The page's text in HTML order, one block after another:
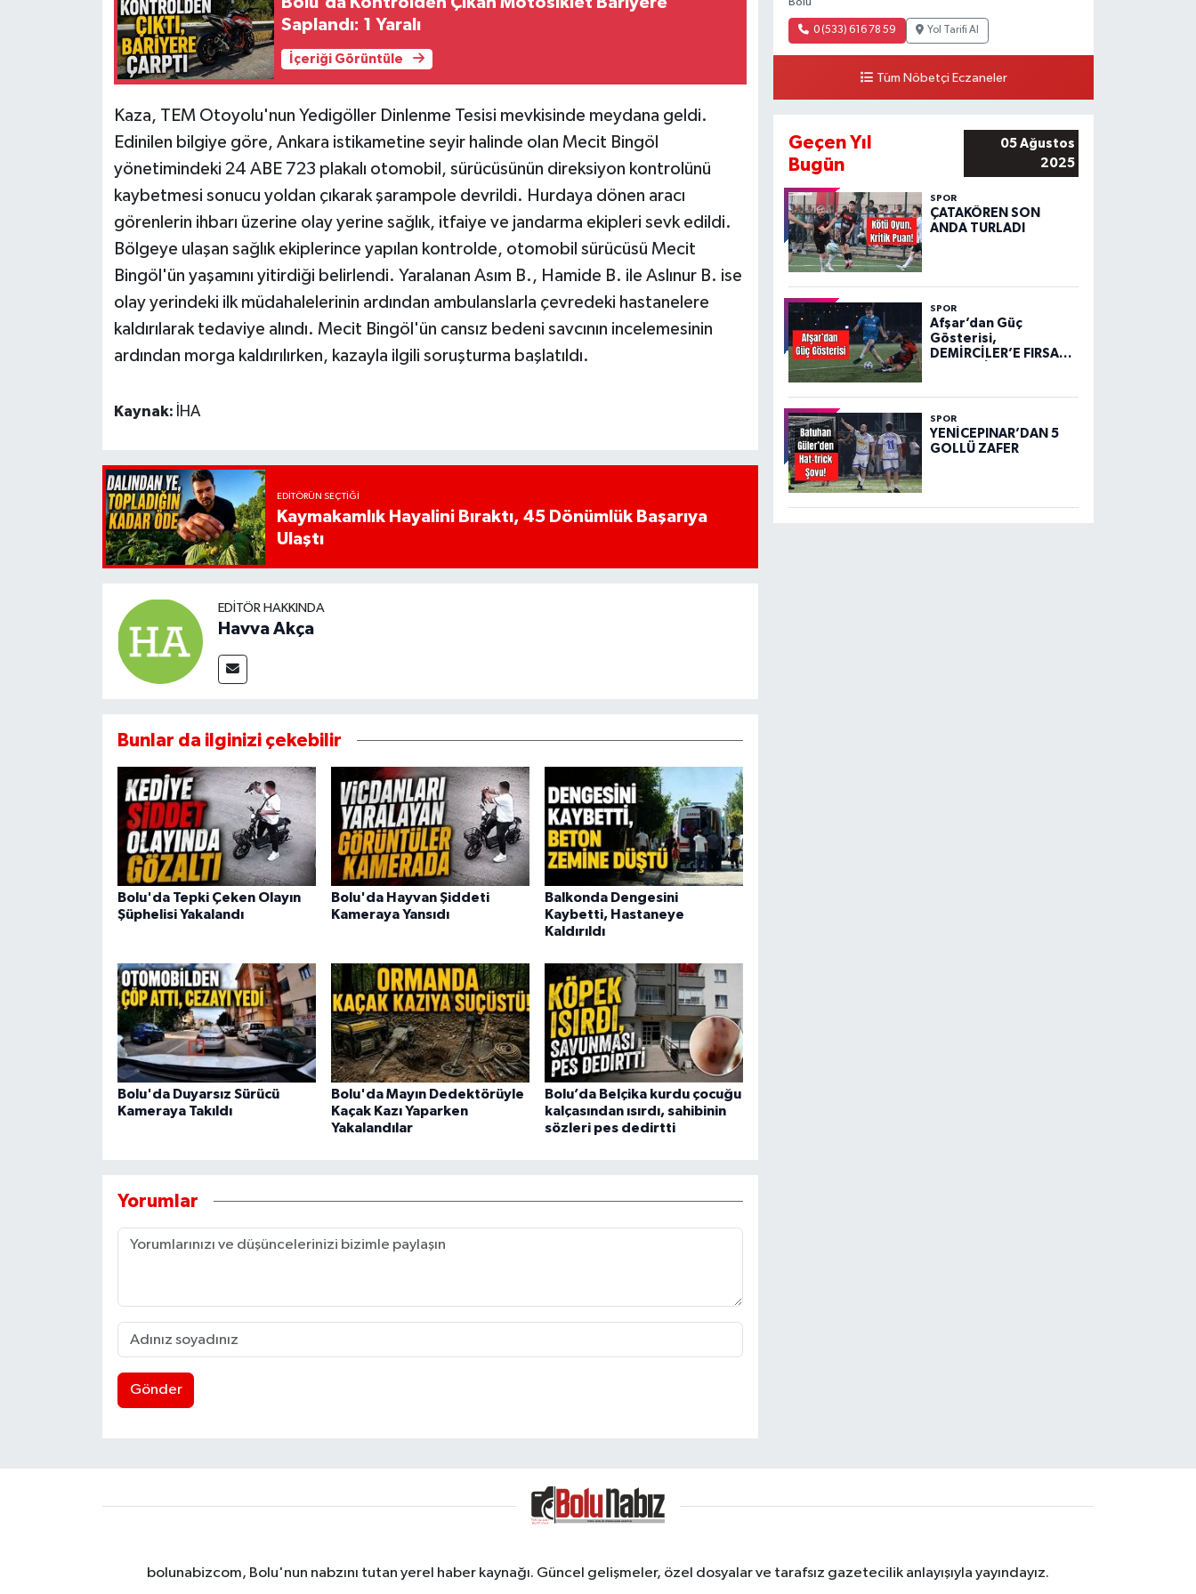
Saplandı: 1 Yaralı
İçeriği Görüntüle
Kaza, TEM Otoyolu'nun Yedigöller Dinlenme Tesisi mevkisinde meydana geldi.
Edinilen bilgiye göre, Ankara istikametine seyir halinde olan Mecit Bingöl
yönetimindeki 24 ABE 723 plakalı otomobil, sürücüsünün direksiyon kontrolünü
kaybetmesi sonucu yoldan çıkarak şarampole devrildi. Hurdaya dönen aracı
görenlerin ihbarı üzerine olay yerine sağlık, itfaiye ve jandarma ekipleri sevk edildi.
Bölgeye ulaşan sağlık ekiplerince yapılan kontrolde, otomobil sürücüsü Mecit
Bingöl'ün yaşamını yitirdiği belirlendi. Yaralanan Asım B., Hamide B. ile Aslınur B. ise
olay yerindeki ilk müdahalelerinin ardından ambulanslarla çevredeki hastanelere
kaldırılarak tedaviye alındı. Mecit Bingöl'ün cansız bedeni savcının incelemesinin
ardından morga kaldırılırken, kazayla ilgili soruşturma başlatıldı.
Kaynak: İHA
EDITÖRÜN SEÇTIĞI
Kaymakamlık Hayalini Bıraktı, 45 Dönümlük Başarıya
Ulaştı
EDITÖR HAKKINDA
Havva Akça
Bunlar da ilginizi çekebilir
Bolu'da Tepki Çeken Olayın
Şüphelisi Yakalandı
Bolu'da Hayvan Şiddeti
Kameraya Yansıdı
Balkonda Dengesini
Kaybetti, Hastaneye
Kaldırıldı
Bolu'da Duyarsız Sürücü
Kameraya Takıldı
Bolu'da Mayın Dedektörüyle
Kaçak Kazı Yaparken
Yakalandılar
Bolu’da Belçika kurdu çocuğu
kalçasından ısırdı, sahibinin
sözleri pes dedirtti
Yorumlar
Gönder
Bolu
0 (533) 616 78 59 Yol Tarifi Al
Tüm Nöbetçi Eczaneler
Geçen Yıl
Bugün
05 Ağustos
2025
SPOR
ÇATAKÖREN SON
ANDA TURLADI
SPOR
Afşar’dan Güç
Gösterisi,
DEMİRCİLER’E FIRSAT
SPOR
YENİCEPINAR’DAN 5
GOLLÜ ZAFER
bolunabizcom, Bolu'nun nabzını tutan yerel haber kaynağı. Güncel gelişmeler, özel dosyalar ve tarafsız gazetecilik anlayışıyla yayındayız.